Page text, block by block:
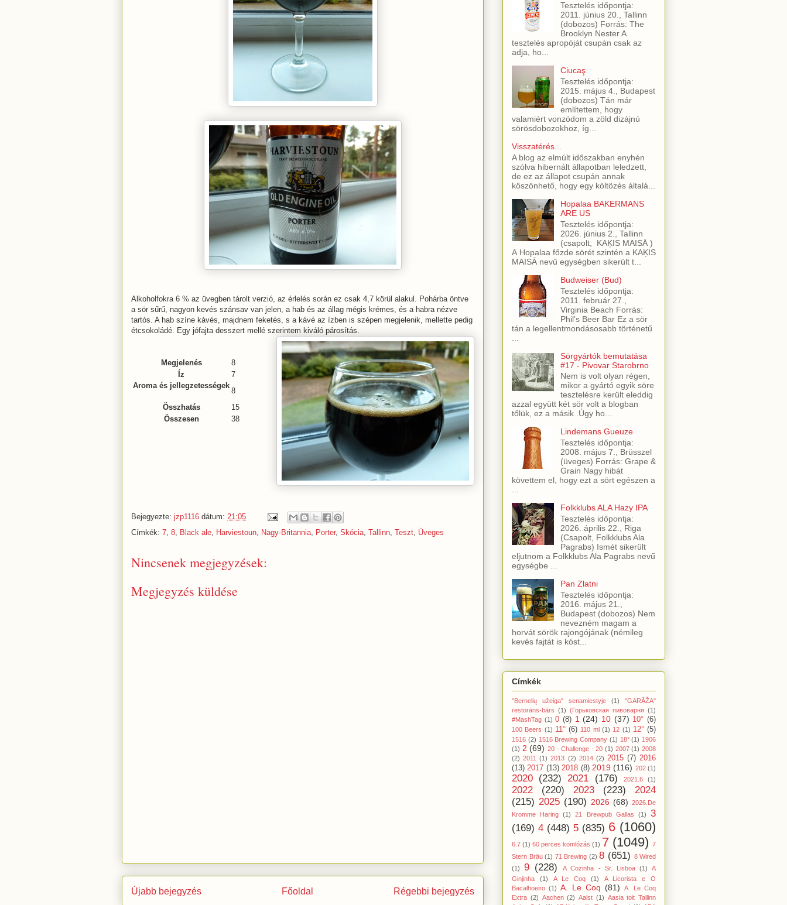
Alkoholfokra 6 % az üvegben tárolt verzió, az érlelés során ez csak 4,7 körül alakul. Pohárba öntve
a sör sűrű, nagyon kevés szánsav van jelen, a hab és az állag mégis krémes, és a habra nézve
tartós. A hab színe kávés, majdnem feketés, s a kávé az ízben is szépen megjelenik, mellette pedig
étcsokoládé. Egy jófajta desszert mellé szerintem kiváló párosítás.
Megjelenés
8
Íz
7
Aroma és jellegzetességek
8
Összhatás
15
Összesen
38
Bejegyezte: jzp1116 dátum: 21:05
Címkék: 7, 8, Black ale, Harviestoun, Nagy-Britannia, Porter, Skócia, Tallinn, Teszt, Üveges
Nincsenek megjegyzések:
Megjegyzés küldése
Újabb bejegyzés Régebbi bejegyzés
Főoldal
Tesztelés időpontja:
2011. június 20., Tallinn
(dobozos) Forrás: The
Brooklyn Nester A
tesztelés apropóját csupán csak az
adja, ho...
Ciucaş
Tesztelés időpontja:
2015. május 4., Budapest
(dobozos) Tán már
említettem, hogy
valamiért vonzódom a zöld dizájnú
sörösdobozokhoz, íg...
Visszatérés...
A blog az elmúlt időszakban enyhén
szólva hibernált állapotban leledzett,
de ez az állapot csupán annak
köszönhető, hogy egy költözés általá...
Hopalaa BAKERMANS
ARE US
Tesztelés időpontja:
2026. június 2., Tallinn
(csapolt, KAĶIS MAISĀ )
A Hopalaa főzde sörét szintén a KAĶIS
MAISĀ nevű egységben sikerült t...
Budweiser (Bud)
Tesztelés időpontja:
2011. február 27.,
Virginia Beach Forrás:
Phil's Beer Bar Ez a sör
tán a legellentmondásosabb történetű
Sörgyártók bemutatása
#17 - Pivovar Starobrno
Nem is volt olyan régen,
mikor a gyártó egyik söre
tesztelésre került eleddig
azzal együtt két sör volt a blogban
tőlük, ez a másik .Úgy ho...
Lindemans Gueuze
Tesztelés időpontja:
2008. május 7., Brüsszel
(üveges) Forrás: Grape &
Grain Nagy hibát
követtem el, hogy ezt a sört egészen a
Folkklubs ALA Hazy IPA
Tesztelés időpontja:
2026. április 22., Riga
(Csapolt, Folkklubs Ala
Pagrabs) Ismét sikerült
eljutnom a Folkklubs Ala Pagrabs nevű
egységbe ...
Pan Zlatni
Tesztelés időpontja:
2016. május 21.,
Budapest (dobozos) Nem
nevezném magam a
horvát sörök rajongójának (némileg
kevés fajtát is kóst...
Címkék
"Bernelių užeiga" senamiestyje (1)
"GARĀŽA"
restorāns-bārs (1) (Горьковская пивоварня (1)
#MashTag (1) 0 (8) 1 (24) 10 (37) 10° (6)
100 Beers (1) 11° (6) 110 ml (1) 12 (1) 12° (5)
1516 (2) 1516 Brewing Company (1) 18° (1) 1906
(1) 2 (69) 20 - Challenge - 20 (1) 2007 (1) 2008
(2) 2011 (1) 2013 (2) 2014 (2) 2015 (7) 2016
(13) 2017 (13) 2018 (8) 2019 (116) 202 (1)
2020 (232) 2021 (176) 2021.6 (1)
2022 (220) 2023 (223)
2024
(215) 2025 (190) 2026 (68) 2026.De
Kromme Haring
(1) 21 Brewpub Gallas (1)
3
(169) 4 (448) 5 (835) 6 (1060)
6.7 (1) 60 perces komlózás (1) 7 (1049) 7
Stern Bräu (1) 71 Brewing (2) 8 (651) 8 Wired
(1)
9 (228) A Cozinha - Sr. Lisboa (1)
A
Ginjinha
(1) A Le Coq (1)
A Licorista e O
Bacalhoeiro (1) A. Le Coq (81)
A. Le Coq
Extra (2) Aachen (2) Aalst (1) Aasia toit Tallinn